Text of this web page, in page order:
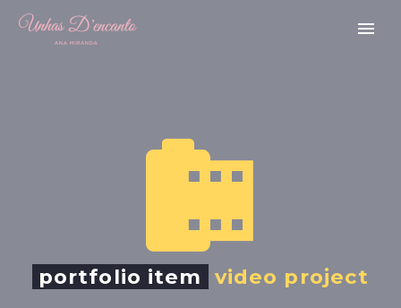


portfolio item video project